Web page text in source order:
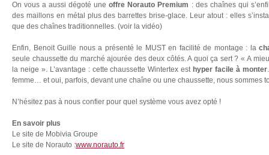
On vous a aussi dégoté uneoffre Norauto Premium : des chaînes qui
des maillons en métal plus des barrettes brise-glace. Leur atout : elles
que des chaînes traditionnelles. (voir la vidéo)
Enfin, Benoit Guille nous a présenté le MUST en facilité de montage : la
seule chaussette du marché ajourée des deux côtés. A quoi ça sert ? « A
la neige ». L’avantage : cette chaussette Wintertex est hyper facile à monter
femme… et oui, parfois, devant une chaîne ou une chaussette, nous sommes
N’hésitez pas à nous confier pour quel système vous avez opté !
En savoir plus
Le site de Mobivia Groupe
Le site de Norauto :www.norauto.fr